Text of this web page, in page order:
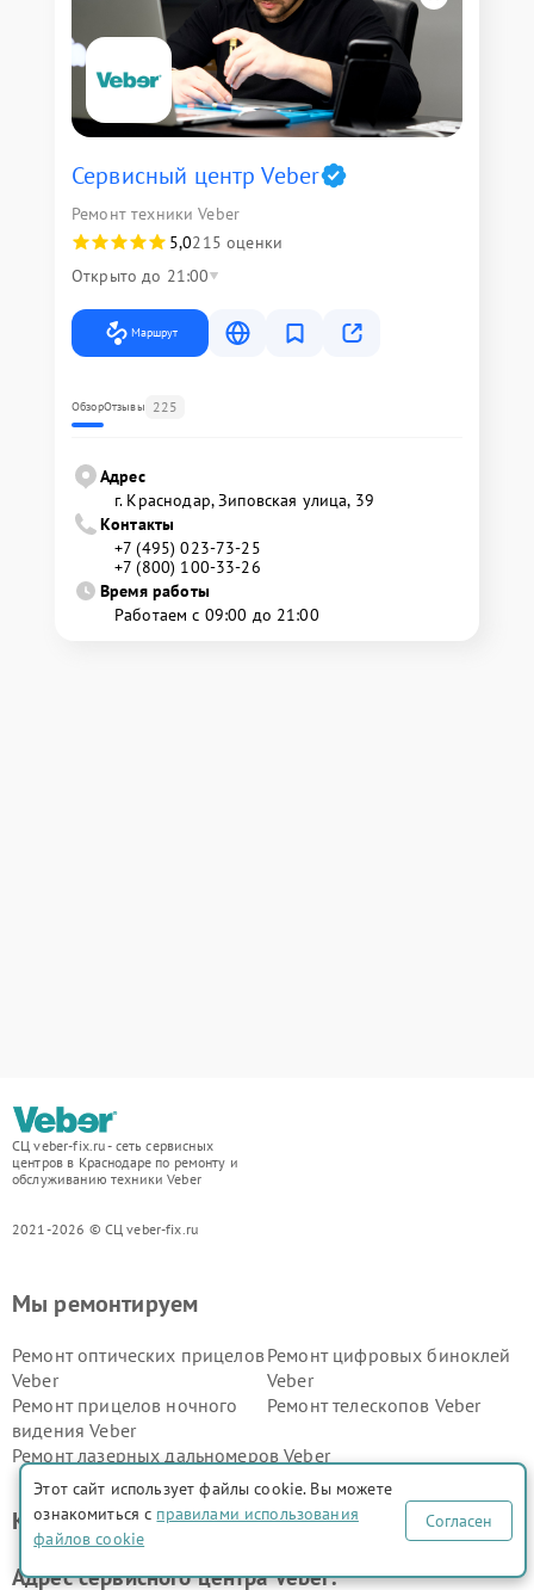
Сервисный центр Veber
Ремонт техники Veber
5,0215 оценки
Открыто до 21:00
Маршрут
ОбзорОтзывы 225
Адрес
г. Краснодар, Зиповская улица, 39
Контакты
+7 (495) 023-73-25
+7 (800) 100-33-26
Время работы
Работаем с 09:00 до 21:00
СЦ veber-fix.ru - сеть сервисных
центров в Краснодаре по ремонту и
обслуживанию техники Veber
2021-2026 © СЦ veber-fix.ru
Мы ремонтируем
Ремонт оптических прицелов
Veber
Ремонт цифровых биноклей
Veber
Ремонт прицелов ночного
видения Veber
Ремонт телескопов Veber
Ремонт лазерных дальномеров Veber
Контакты сервис центра
Адрес сервисного центра Veber:
Этот сайт использует файлы cookie. Вы можете
ознакомиться с правилами использования
файлов cookie
Согласен